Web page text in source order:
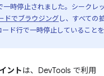
一時停止されました。シークレ
ドでブラウジングし、すべての
ド行で一時停止していること
ントは、DevTools で利用